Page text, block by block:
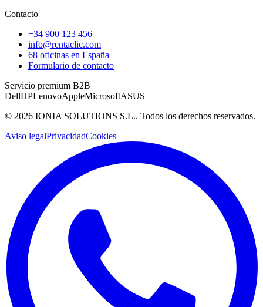
Contacto
+34 900 123 456
info@rentaclic.com
68 oficinas en España
Formulario de contacto
Servicio premium B2B
DellHPLenovoAppleMicrosoftASUS
© 2026 IONIA SOLUTIONS S.L.. Todos los derechos reservados.
Aviso legalPrivacidadCookies